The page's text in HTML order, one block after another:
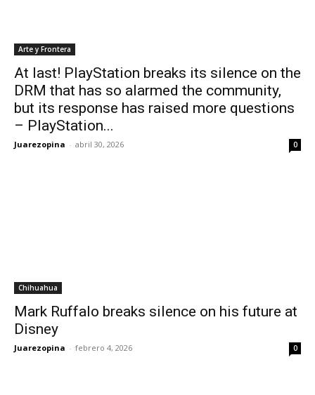
Arte y Frontera
At last! PlayStation breaks its silence on the
DRM that has so alarmed the community,
but its response has raised more questions
– PlayStation...
Juarezopina - abril 30, 2026 0
Chihuahua
Mark Ruffalo breaks silence on his future at
Disney
Juarezopina - febrero 4, 2026 0